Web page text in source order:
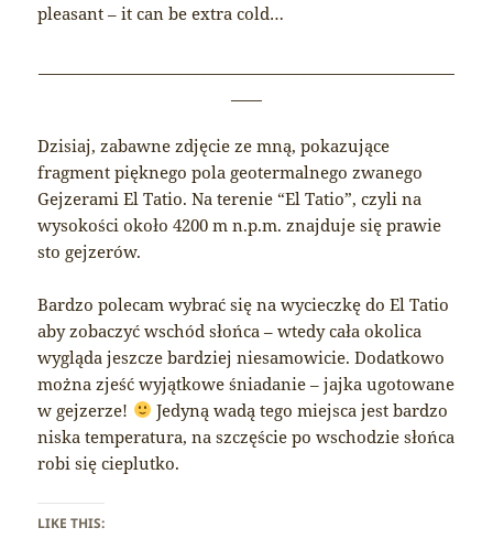
pleasant – it can be extra cold…
Dzisiaj, zabawne zdjęcie ze mną, pokazujące
fragment pięknego pola geotermalnego zwanego
Gejzerami El Tatio. Na terenie “El Tatio”, czyli na
wysokości około 4200 m n.p.m. znajduje się prawie
sto gejzerów.
Bardzo polecam wybrać się na wycieczkę do El Tatio
aby zobaczyć wschód słońca – wtedy cała okolica
wygląda jeszcze bardziej niesamowicie. Dodatkowo
można zjeść wyjątkowe śniadanie – jajka ugotowane
w gejzerze!
Jedyną wadą tego miejsca jest bardzo
niska temperatura, na szczęście po wschodzie słońca
robi się cieplutko.
LIKE THIS: